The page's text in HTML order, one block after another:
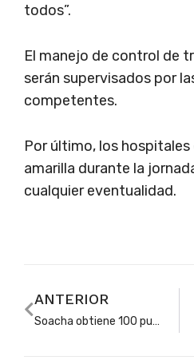
todos”.
El manejo de control de
serán supervisados por
competentes.
Por último, los
amarilla durante la
cualquier eventualidad.
ANTERIOR
Soacha obtiene 100 puntos en el Índice del Nivel de Gestión en Cobertura Educativa